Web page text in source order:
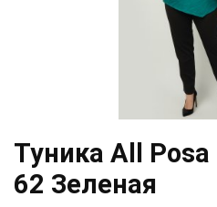
Туника All
62 Зеленая